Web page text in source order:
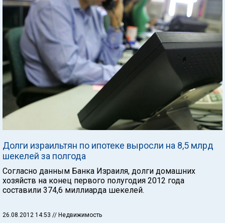
Долги израильтян по ипотеке выросли на 8,5 млрд
шекелей за полгода
Согласно данным Банка Израиля, долги домашних
хозяйств на конец первого полугодия 2012 года
составили 374,6 миллиарда шекелей.
26.08.2012 14:53 // Недвижимость